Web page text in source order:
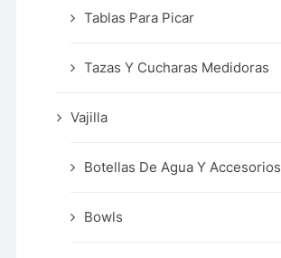
Tablas Para Picar
Tazas Y Cucharas Medidoras
Vajilla
Botellas De Agua Y Accesorios
Bowls